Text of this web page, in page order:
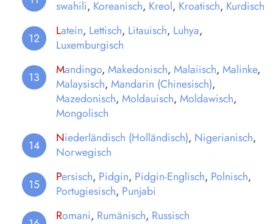
swahili, Koreanisch, Kreol, Kroatisch, Kurdisch
Latein, Lettisch, Litauisch, Luhya,
Luxemburgisch
Mandingo, Makedonisch, Malaiisch, Malinke,
Malaysisch, Mandarin (Chinesisch),
Mazedonisch, Moldauisch, Moldawisch,
Mongolisch
Niederländisch (Holländisch), Nigerianisch,
Norwegisch
Persisch, Pidgin, Pidgin-Englisch, Polnisch,
Portugiesisch, Punjabi
Romani, Rumänisch, Russisch